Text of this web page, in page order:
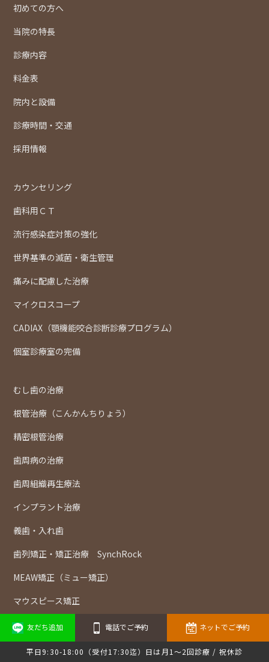
初めての方へ
当院の特長
診療内容
料金表
院内と設備
診療時間・交通
採用情報
カウンセリング
歯科用ＣＴ
流行感染症対策の強化
世界基準の滅菌・衛生管理
痛みに配慮した治療
マイクロスコープ
CADIAX（顎機能咬合診断診療プログラム）
個室診療室の完備
むし歯の治療
根管治療（こんかんちりょう）
精密根管治療
歯周病の治療
歯周組織再生療法
インプラント治療
義歯・入れ歯
歯列矯正・矯正治療 SynchRock
MEAW矯正（ミュー矯正）
マウスピース矯正
お子様の治療と予防
小児矯正（子供の歯並び）
友だち追加 電話でご予約 ネットでご予約
平日9:30-18:00（受付17:30迄）日は月1～2回診療 / 祝休診